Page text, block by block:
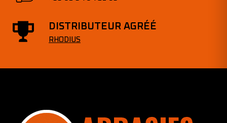
DISTRIBUTEUR AGRÉÉ
RHODIUS